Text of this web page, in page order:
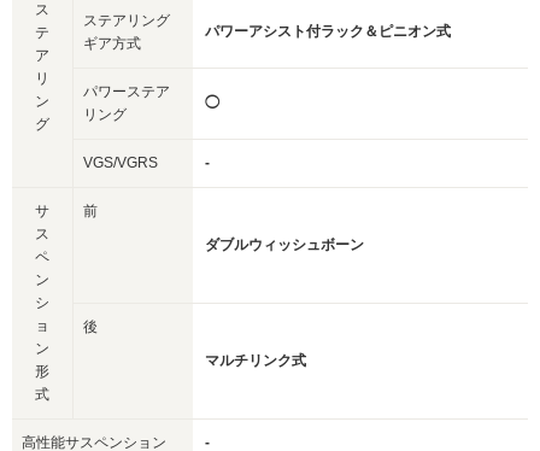
ス
テ
ア
リ
ン
グ
ステアリング
ギア方式
パワーアシスト付ラック＆ピニオン式
パワーステア
リング
◯
VGS/VGRS -
サ
ス
ペ
ン
シ
ョ
ン
形
式
前
ダブルウィッシュボーン
後
マルチリンク式
高性能サスペンション -